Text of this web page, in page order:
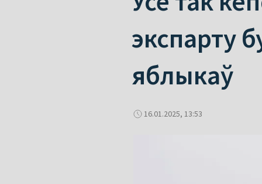
экспарту
яблыкаў
16.01.2025, 13:53